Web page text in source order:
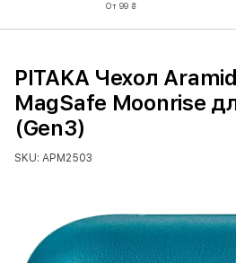
От 99 ₴
PITAKA Чехол
MagSafe Moonrise
(Gen3)
SKU: APM2503